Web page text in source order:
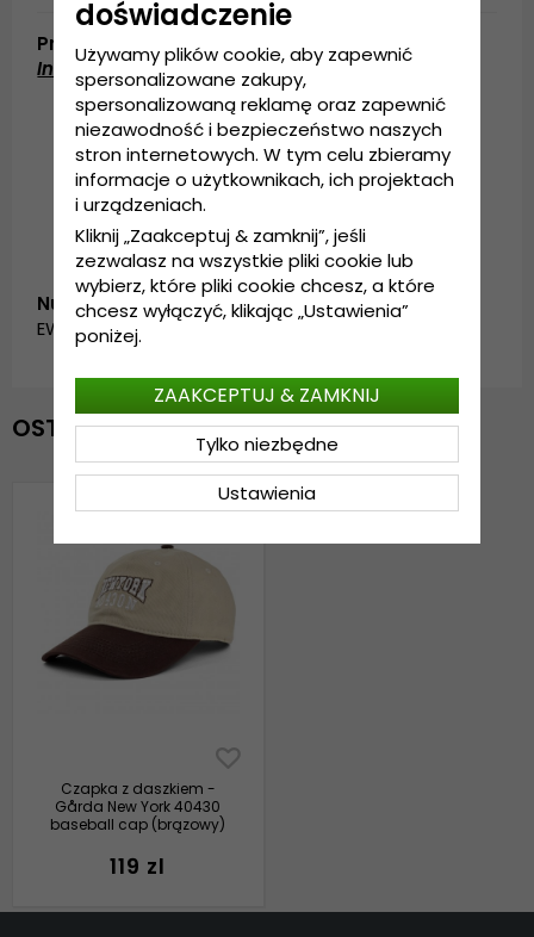
Produktbeskrivning
Informacje szczegółowe:
100% bawełna
Wyprodukowano w Chinach
Regulacja z tyłu czapki
Numer artykułu:
EWB0310204-3.new.york.40430.brown
OSTATNIO OGLĄDANE
Czapka z daszkiem -
Gårda New York 40430
baseball cap (brązowy)
119 zl
doświadczenie
Używamy plików cookie, aby zapewnić
spersonalizowane zakupy,
spersonalizowaną reklamę oraz zapewnić
niezawodność i bezpieczeństwo naszych
stron internetowych. W tym celu zbieramy
informacje o użytkownikach, ich projektach
i urządzeniach.
Kliknij „Zaakceptuj & zamknij”, jeśli
zezwalasz na wszystkie pliki cookie lub
wybierz, które pliki cookie chcesz, a które
chcesz wyłączyć, klikając „Ustawienia”
poniżej.
Ustawienia
Tylko niezbędne
ZAAKCEPTUJ & ZAMKNIJ